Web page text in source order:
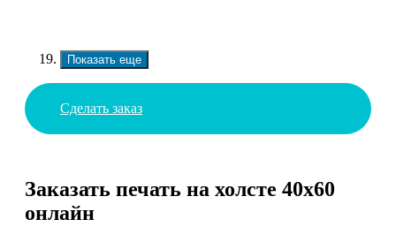
Показать еще
Сделать заказ
Заказать печать на холсте 40х60
онлайн